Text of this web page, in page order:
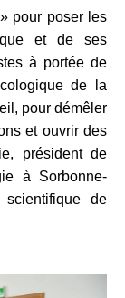
pour poser les
et de ses
à portée de
de la
pour démêler
et ouvrir des
président de
à Sorbonne-
de